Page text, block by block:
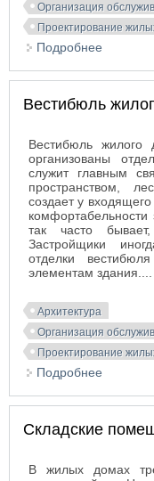
Организация
Проектирование
Подробнее
Вестибюль
Вестибюль жилого
организованы
служит главным
пространством,
создает у
так часто
Застройщики
отделки
элементам здания....
Архитектура
Организация
Проектирование
Подробнее
Складские
В жилых домах